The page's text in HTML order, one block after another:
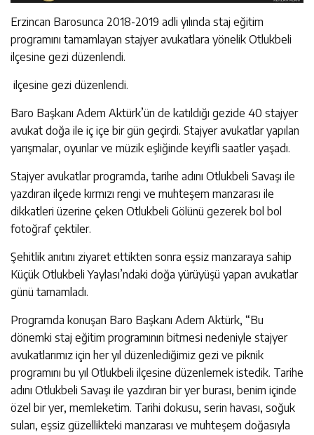
Erzincan Barosunca 2018-2019 adli yılında staj eğitim
programını tamamlayan stajyer avukatlara yönelik Otlukbeli
ilçesine gezi düzenlendi.
ilçesine gezi düzenlendi.
Baro Başkanı Adem Aktürk’ün de katıldığı gezide 40 stajyer
avukat doğa ile iç içe bir gün geçirdi. Stajyer avukatlar yapılan
yarışmalar, oyunlar ve müzik eşliğinde keyifli saatler yaşadı.
Stajyer avukatlar programda, tarihe adını Otlukbeli Savaşı ile
yazdıran ilçede kırmızı rengi ve muhteşem manzarası ile
dikkatleri üzerine çeken Otlukbeli Gölünü gezerek bol bol
fotoğraf çektiler.
Şehitlik anıtını ziyaret ettikten sonra eşsiz manzaraya sahip
Küçük Otlukbeli Yaylası’ndaki doğa yürüyüşü yapan avukatlar
günü tamamladı.
Programda konuşan Baro Başkanı Adem Aktürk, “Bu
dönemki staj eğitim programının bitmesi nedeniyle stajyer
avukatlarımız için her yıl düzenlediğimiz gezi ve piknik
programını bu yıl Otlukbeli ilçesine düzenlemek istedik. Tarihe
adını Otlukbeli Savaşı ile yazdıran bir yer burası, benim içinde
özel bir yer, memleketim. Tarihi dokusu, serin havası, soğuk
suları, eşsiz güzellikteki manzarası ve muhteşem doğasıyla